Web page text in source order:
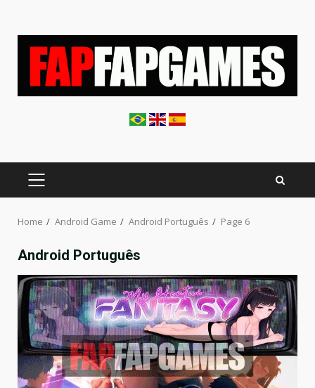
PRIMARY
MENU
Home Android Game Android Português Page 6
Android Português